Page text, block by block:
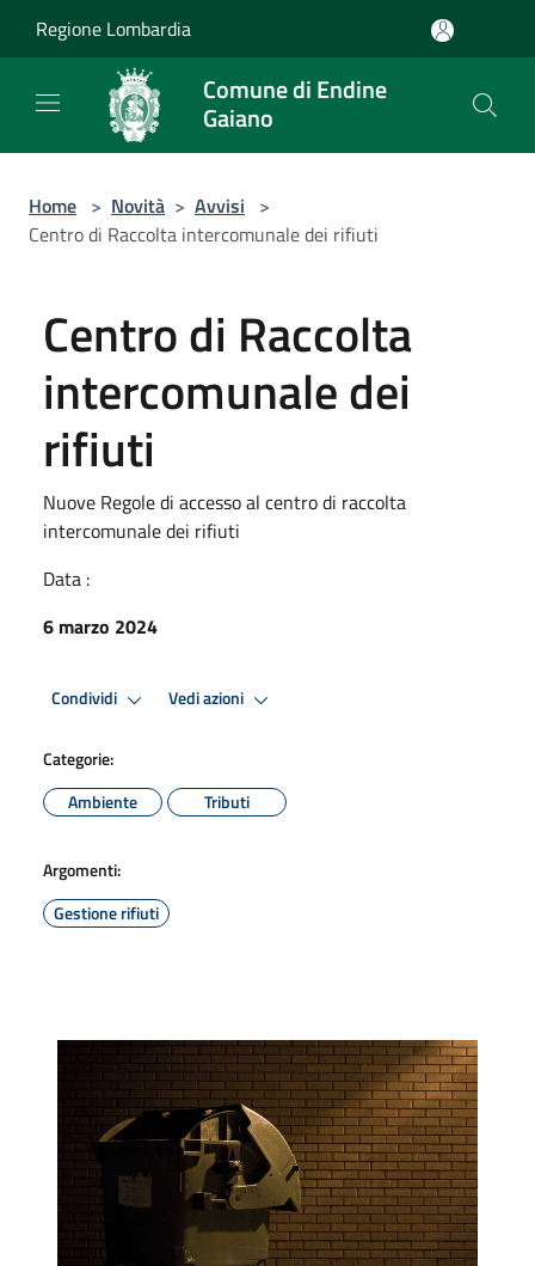
Regione Lombardia
Comune di Endine
Gaiano
Home > Novità > Avvisi >
Centro di Raccolta intercomunale dei rifiuti
Centro di Raccolta
intercomunale dei
rifiuti
Nuove Regole di accesso al centro di raccolta
intercomunale dei rifiuti
Data :
6 marzo 2024
Condividi Vedi azioni
Categorie:
Ambiente
Tributi
Argomenti:
Gestione rifiuti